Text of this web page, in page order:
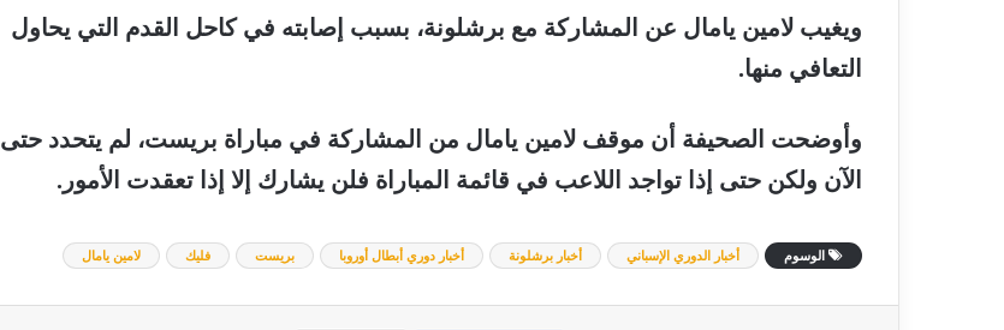
ويغيب لامين يامال عن المشاركة مع برشلونة، بسبب إصابته في كاحل القدم التي يحاول
التعافي منها.
وأوضحت الصحيفة أن موقف لامين يامال من المشاركة في مباراة بريست، لم يتحدد حتى
الآن ولكن حتى إذا تواجد اللاعب في قائمة المباراة فلن يشارك إلا إذا تعقدت الأمور .
الوسوم أخبار الدوري الإسباني أخبار برشلونة أخبار دوري أبطال أوروبا بريست فليك لامين يامال